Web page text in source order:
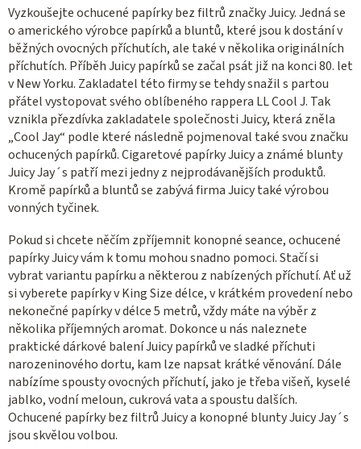
d
a
c
í
p
r
v
k
y
v
i
s
u
Vyzkoušejte ochucené papírky bez filtrů značky Juicy. Jedná se
o amerického výrobce papírků a bluntů, které jsou k dostání v
běžných ovocných příchutích, ale také v několika originálních
příchutích. Příběh Juicy papírků se začal psát již na konci 80. let
v New Yorku. Zakladatel této firmy se tehdy snažil s partou
přátel vystopovat svého oblíbeného rappera LL Cool J. Tak
vznikla přezdívka zakladatele společnosti Juicy, která zněla
„Cool Jay“ podle které následně pojmenoval také svou značku
ochucených papírků. Cigaretové papírky Juicy a známé blunty
Juicy Jay´s patří mezi jedny z nejprodávanějších produktů.
Kromě papírků a bluntů se zabývá firma Juicy také výrobou
vonných tyčinek.
Pokud si chcete něčím zpříjemnit konopné seance, ochucené
papírky Juicy vám k tomu mohou snadno pomoci. Stačí si
vybrat variantu papírku a některou z nabízených příchutí. Ať už
si vyberete papírky v King Size délce, v krátkém provedení nebo
nekonečné papírky v délce 5 metrů, vždy máte na výběr z
několika příjemných aromat. Dokonce u nás naleznete
praktické dárkové balení Juicy papírků ve sladké příchuti
narozeninového dortu, kam lze napsat krátké věnování. Dále
nabízíme spousty ovocných příchutí, jako je třeba višeň, kyselé
jablko, vodní meloun, cukrová vata a spoustu dalších.
Ochucené papírky bez filtrů Juicy a konopné blunty Juicy Jay´s
jsou skvělou volbou.